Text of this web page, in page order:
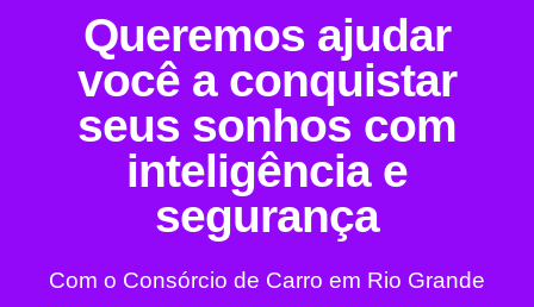
Queremos ajudar
você a conquistar
seus sonhos com
inteligência e
segurança
Com o Consórcio de Carro em Rio Grande